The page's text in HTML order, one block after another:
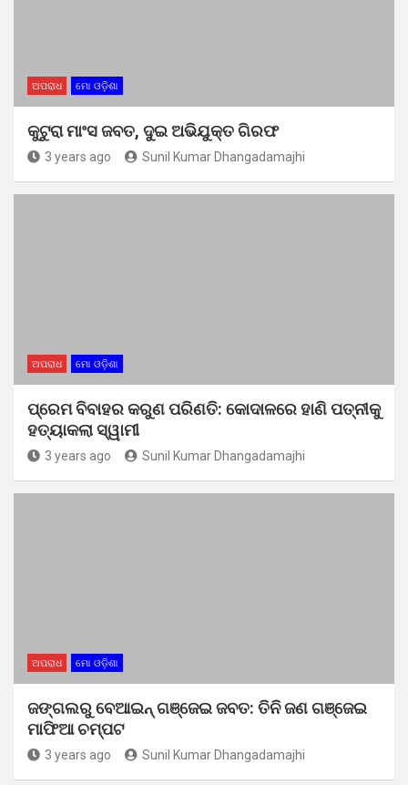
ଅପରାଧ ମୋ ଓଡ଼ିଶା
କୁଟୁରା ମାଂସ ଜବତ, ଦୁଇ ଅଭିଯୁକ୍ତ ଗିରଫ
3 years ago Sunil Kumar Dhangadamajhi
ଅପରାଧ ମୋ ଓଡ଼ିଶା
ପ୍ରେମ ବିବାହର କରୁଣ ପରିଣତି: କୋଦାଳରେ ହାଣି ପତ୍ନୀକୁ
ହତ୍ୟାକଲା ସ୍ୱାମୀ
3 years ago Sunil Kumar Dhangadamajhi
ଅପରାଧ ମୋ ଓଡ଼ିଶା
ଜଙ୍ଗଲରୁ ବେଆଇନ୍‌ ଗଞ୍ଜେଇ ଜବତ: ତିନି ଜଣ ଗଞ୍ଜେଇ
ମାଫିଆ ଚମ୍ପଟ
3 years ago Sunil Kumar Dhangadamajhi